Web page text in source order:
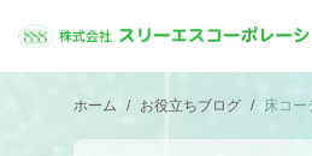
ホーム お役立ちブログ 床コー